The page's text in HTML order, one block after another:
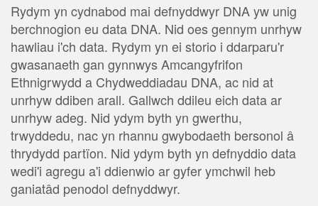
Rydym yn cydnabod mai defnyddwyr DNA yw unig
berchnogion eu data DNA. Nid oes gennym unrhyw
hawliau i'ch data. Rydym yn ei storio i ddarparu'r
gwasanaeth gan gynnwys Amcangyfrifon
Ethnigrwydd a Chydweddiadau DNA, ac nid at
unrhyw ddiben arall. Gallwch ddileu eich data ar
unrhyw adeg. Nid ydym byth yn gwerthu,
trwyddedu, nac yn rhannu gwybodaeth bersonol â
thrydydd partïon. Nid ydym byth yn defnyddio data
wedi'i agregu a'i ddienwio ar gyfer ymchwil heb
ganiatâd penodol defnyddwyr.